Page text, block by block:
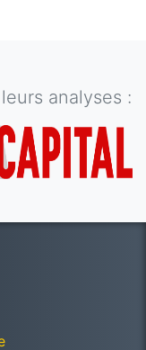
analyses :